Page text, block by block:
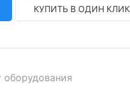
КУПИТЬ В ОДИН КЛИК